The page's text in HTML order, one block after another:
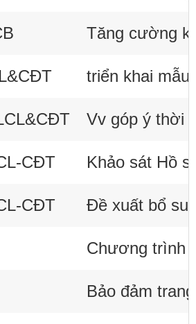
Tăng cường
triển khai
Vv góp ý thời
CĐT Khảo sát Hồ
CĐT Đề xuất bổ
Chương trình
Bảo đảm